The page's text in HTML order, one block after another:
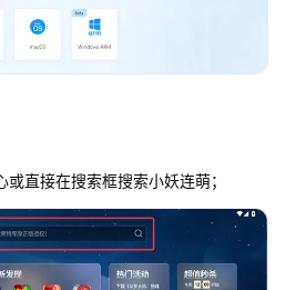
直接在搜索框搜索小妖连萌；